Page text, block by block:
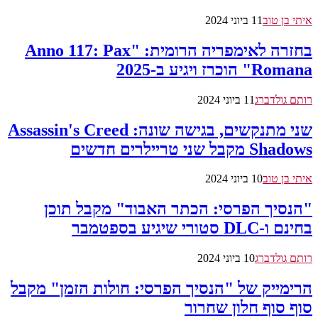
איתי בן טוב11 ביוני 2024
בחזרה לאימפריה הרומית: "Anno 117: Pax
Romana" הוכרז ויגיע ב-2025
רותם גולדברג11 ביוני 2024
שני מתנקשים, בגישה שונה: Assassin's Creed
Shadows מקבל שני טריילרים חדשים
איתי בן טוב10 ביוני 2024
"הנסיך הפרסי: הכתר האבוד" מקבל תוכן
בחינם ו-DLC סטורי שיגיע בספטמבר
רותם גולדברג10 ביוני 2024
הרימייק של "הנסיך הפרסי: חולות הזמן" מקבל
סוף סוף חלון שחרור